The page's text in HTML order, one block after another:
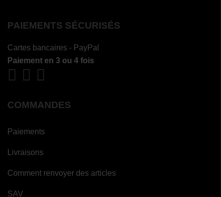
PAIEMENTS SÉCURISÉS
Cartes bancaires - PayPal
Paiement en 3 ou 4 fois
COMMANDES
Paiements
Livraisons
Comment renvoyer des articles
SAV